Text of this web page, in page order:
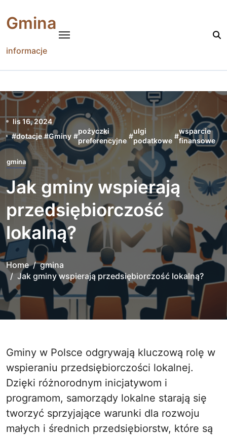
content
Gmina
informacje
lis 16, 2024
#dotacje #Gminy #
pożyczki
preferencyjne
#
ulgi
podatkowe
#
wsparcie
finansowe
gmina
Jak gminy wspierają
przedsiębiorczość
lokalną?
Home
gmina
Jak gminy wspierają przedsiębiorczość lokalną?
Gminy w Polsce odgrywają kluczową rolę w
wspieraniu przedsiębiorczości lokalnej.
Dzięki różnorodnym inicjatywom i
programom, samorządy lokalne starają się
tworzyć sprzyjające warunki dla rozwoju
małych i średnich przedsiębiorstw, które są